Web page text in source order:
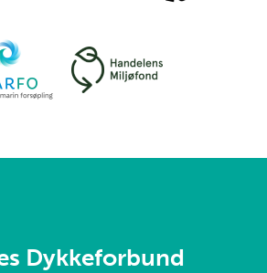
Dykkeforbund